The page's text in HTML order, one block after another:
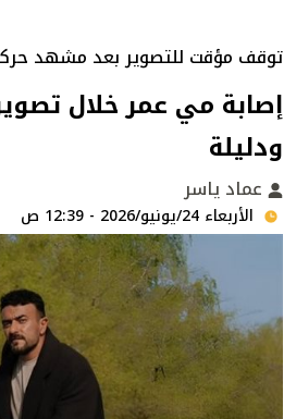
توقف مؤقت للتصوير بعد مشهد
إصابة مي عمر خلال
ودليلة
عماد ياسر
الأربعاء 24/يونيو/2026 - 12:39 ص